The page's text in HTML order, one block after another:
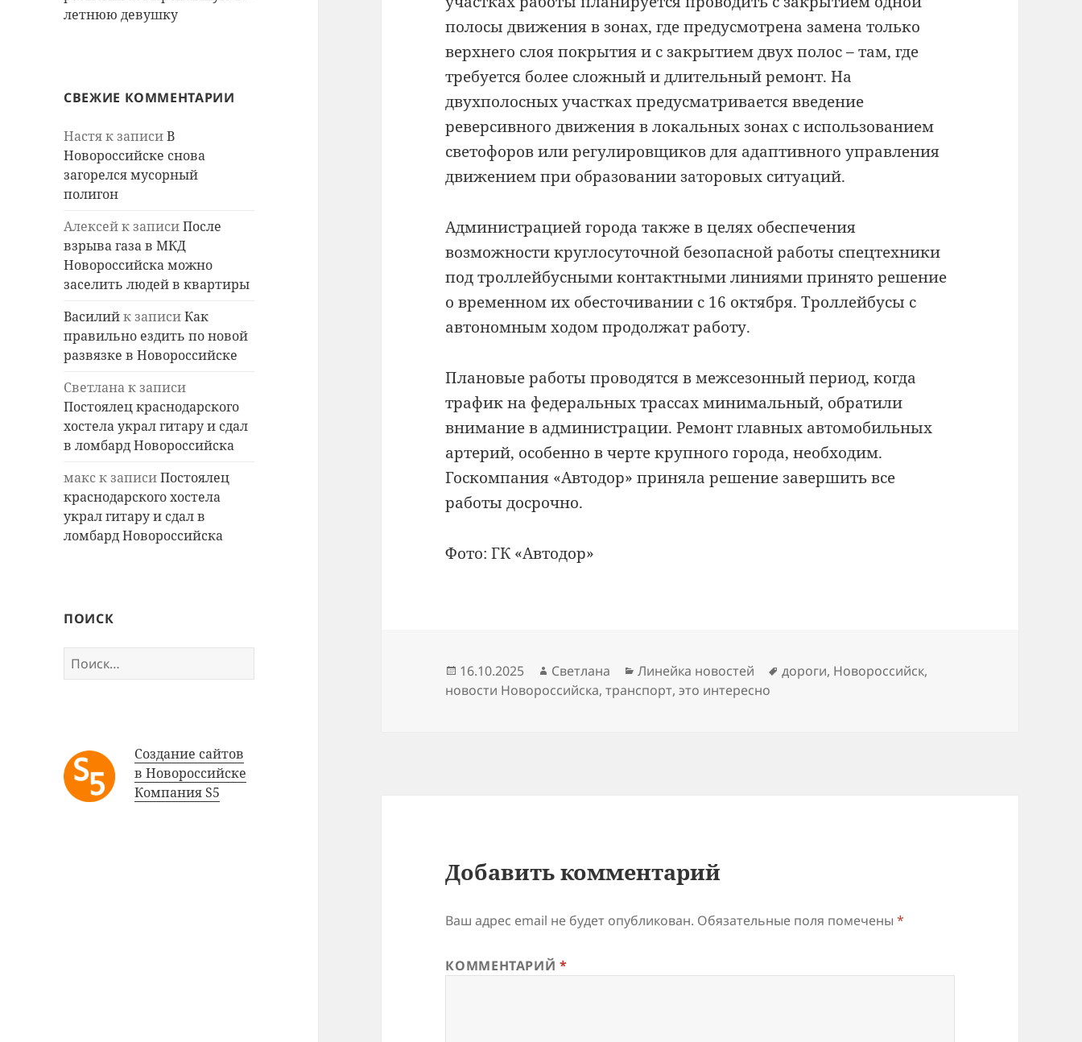
летнюю девушку
СВЕЖИЕ КОММЕНТАРИИ
Настяк записиВ
Новороссийске снова
загорелся мусорный
полигон
Алексейк записиПосле
взрыва газа в МКД
Новороссийска можно
заселить людей в квартиры
Василийк записиКак
правильно ездить по новой
развязке в Новороссийске
Светланак записи
Постоялец краснодарского
хостела украл гитару и сдал
в ломбард Новороссийска
макск записиПостоялец
краснодарского хостела
украл гитару и сдал в
ломбард Новороссийска
ПОИСК
Найти:
Создание сайтов
в Новороссийске
Компания S5
полосы движения в зонах, где предусмотрена замена только
верхнего слоя покрытия и с закрытием двух полос – там, где
требуется более сложный и длительный ремонт. На
двухполосных участках предусматривается введение
реверсивного движения в локальных зонах с использованием
светофоров или регулировщиков для адаптивного управления
движением при образовании заторовых ситуаций.
Администрацией города также в целях обеспечения
возможности круглосуточной безопасной работы спецтехники
под троллейбусными контактными линиями принято решение
о временном их обесточивании с 16 октября. Троллейбусы с
автономным ходом продолжат работу.
Плановые работы проводятся в межсезонный период, когда
трафик на федеральных трассах минимальный, обратили
внимание в администрации. Ремонт главных автомобильных
артерий, особенно в черте крупного города, необходим.
Госкомпания «Автодор» приняла решение завершить все
работы досрочно.
Фото: ГК «Автодор»
Опубликовано
16.10.2025 Автор
Светлана Рубрики
Линейка новостей Метки
дороги, Новороссийск,
новости Новороссийска,транспорт,это интересно
Добавить комментарий
Ваш адрес email не будет опубликован. Обязательные поля помечены*
КОММЕНТАРИЙ*